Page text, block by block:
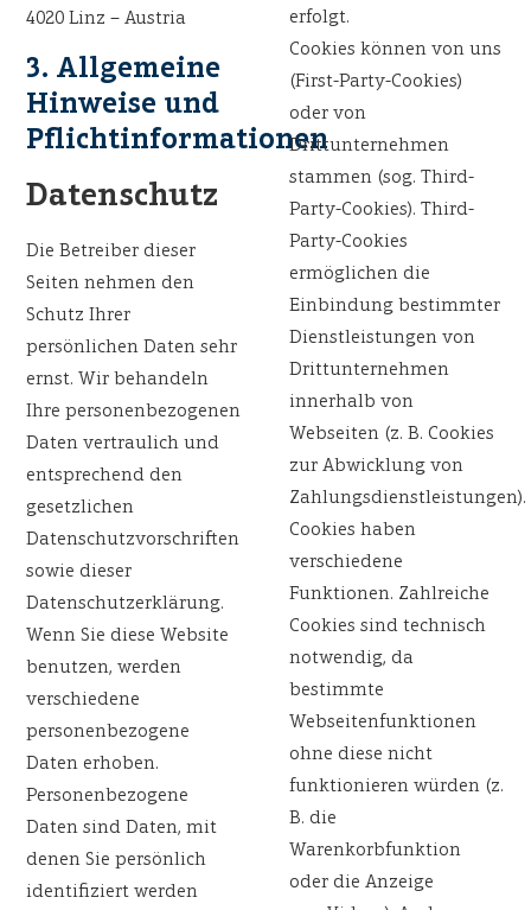
4020 Linz – Austria
3. Allgemeine
Hinweise und
Pflichtinformationen
Datenschutz
Die Betreiber dieser
Seiten nehmen den
Schutz Ihrer
persönlichen Daten sehr
ernst. Wir behandeln
Ihre personenbezogenen
Daten vertraulich und
entsprechend den
gesetzlichen
Datenschutzvorschriften
sowie dieser
Datenschutzerklärung.
Wenn Sie diese Website
benutzen, werden
verschiedene
personenbezogene
Daten erhoben.
Personenbezogene
Daten sind Daten, mit
denen Sie persönlich
identifiziert werden
erfolgt.
Cookies können von uns
(First-Party-Cookies)
oder von
Drittunternehmen
stammen (sog. Third-
Party-Cookies). Third-
Party-Cookies
ermöglichen die
Einbindung bestimmter
Dienstleistungen von
Drittunternehmen
innerhalb von
Webseiten (z. B. Cookies
zur Abwicklung von
Zahlungsdienstleistungen).
Cookies haben
verschiedene
Funktionen. Zahlreiche
Cookies sind technisch
notwendig, da
bestimmte
Webseitenfunktionen
ohne diese nicht
funktionieren würden (z.
B. die
Warenkorbfunktion
oder die Anzeige